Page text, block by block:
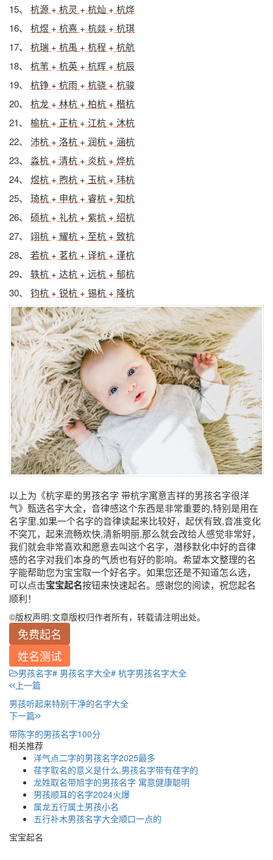
15、 杭源 + 杭灵 + 杭灿 + 杭烨
16、 杭煜 + 杭熹 + 杭燚 + 杭琪
17、 杭瑞 + 杭禹 + 杭程 + 杭航
18、 杭苇 + 杭英 + 杭辉 + 杭辰
19、 杭铮 + 杭雨 + 杭骁 + 杭骏
20、 杭龙 + 林杭 + 柏杭 + 楷杭
21、 榆杭 + 正杭 + 江杭 + 沐杭
22、 沛杭 + 洛杭 + 润杭 + 涵杭
23、 淼杭 + 清杭 + 炎杭 + 烨杭
24、 煜杭 + 煦杭 + 玉杭 + 玮杭
25、 琦杭 + 申杭 + 睿杭 + 知杭
26、 硕杭 + 礼杭 + 紫杭 + 绍杭
27、 翊杭 + 耀杭 + 至杭 + 致杭
28、 若杭 + 茗杭 + 译杭 + 谨杭
29、 轶杭 + 达杭 + 远杭 + 郁杭
30、 钧杭 + 锐杭 + 锡杭 + 隆杭
以上为《杭字辈的男孩名字 带杭字寓意吉祥的男孩名字很洋
气》甄选名字大全，音律感这个东西是非常重要的,特别是用在
名字里,如果一个名字的音律读起来比较好，起伏有致,音准变化
不突兀，起来流畅欢快,清新明丽,那么就会改给人感觉非常好，
我们就会非常喜欢和愿意去叫这个名字，潜移默化中好的音律
感的名字对我们本身的气质也有好的影响。希望本文整理的名
字能帮助您为宝宝取一个好名字。如果您还是不知道怎么选，
可以点击宝宝起名按钮来快速起名。感谢您的阅读，祝您起名
顺利！
©版权声明:文章版权归作者所有，转载请注明出处。
免费起名
姓名测试
男孩名字# 男孩名字大全# 杭字男孩名字大全
上一篇
男孩听起来特别干净的名字大全
下一篇
带陈字的男孩名字100分
相关推荐
洋气点二字的男孩名字2025最多
荏字取名的意义是什么,男孩名字带有荏字的
龙姓取名带旭字的男孩名字 寓意健康聪明
男孩顺耳的名字2024火爆
属龙五行属土男孩小名
五行补木男孩名字大全顺口一点的
宝宝起名